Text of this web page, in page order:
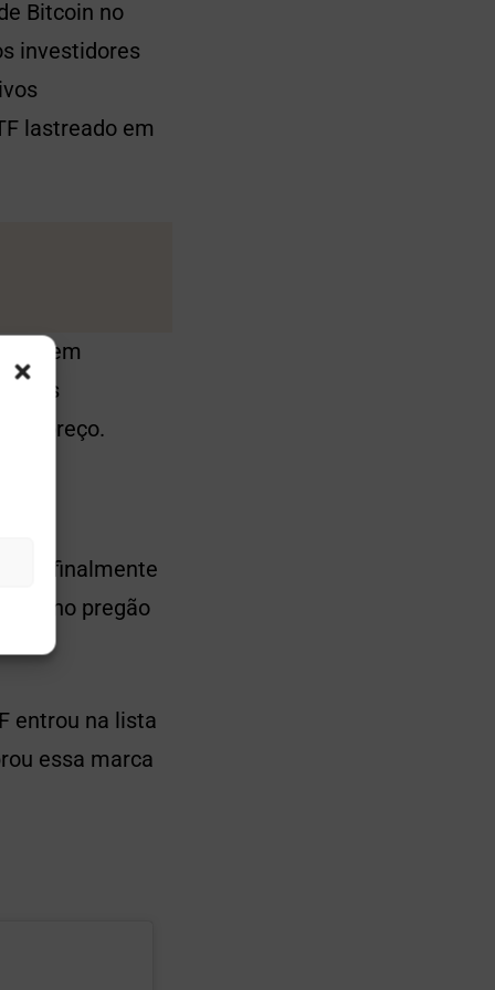
Bitcoin no
investidores
lastreado em
pelos
preço.
finalmente
no pregão
entrou na lista
essa marca